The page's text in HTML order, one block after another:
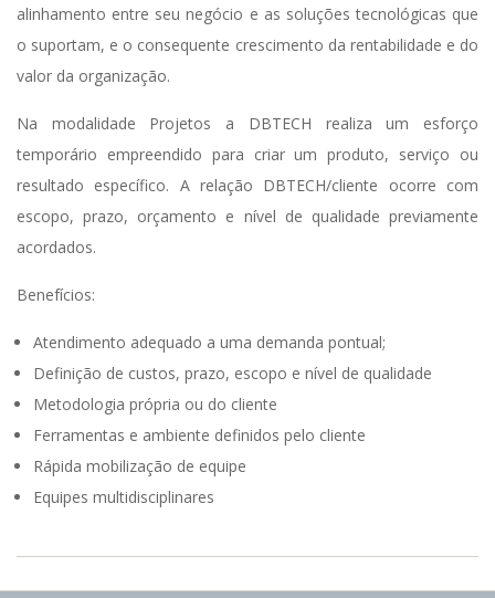
alinhamento entre seu negócio e as soluções tecnológicas que
o suportam, e o consequente crescimento da rentabilidade e do
valor da organização.
Na modalidade Projetos a DBTECH realiza um esforço
temporário empreendido para criar um produto, serviço ou
resultado específico. A relação DBTECH/cliente ocorre com
escopo, prazo, orçamento e nível de qualidade previamente
acordados.
Benefícios:
Atendimento adequado a uma demanda pontual;
Definição de custos, prazo, escopo e nível de qualidade
Metodologia própria ou do cliente
Ferramentas e ambiente definidos pelo cliente
Rápida mobilização de equipe
Equipes multidisciplinares